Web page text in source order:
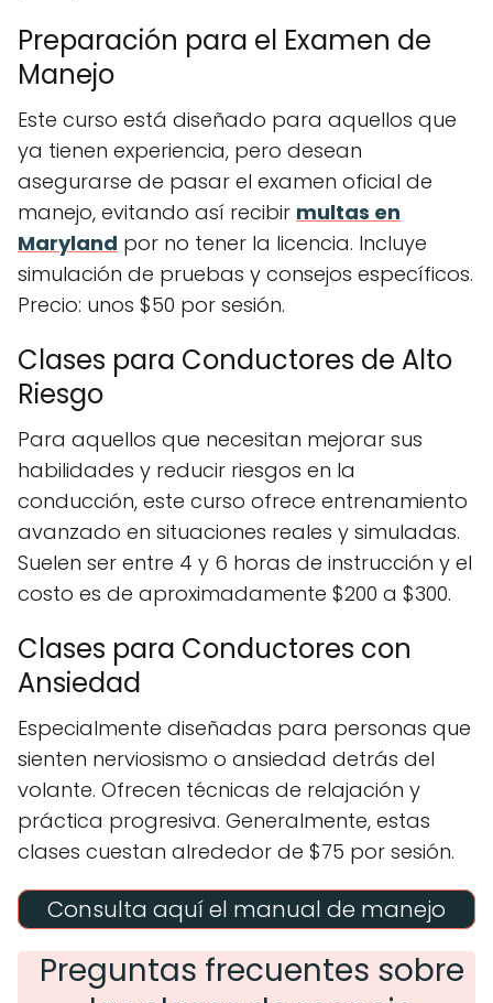
Preparación para el Examen de
Manejo
Este curso está diseñado para aquellos que
ya tienen experiencia, pero desean
asegurarse de pasar el examen oficial de
manejo, evitando así recibir multas en
Maryland por no tener la licencia. Incluye
simulación de pruebas y consejos específicos.
Precio: unos $50 por sesión.
Clases para Conductores de Alto
Riesgo
Para aquellos que necesitan mejorar sus
habilidades y reducir riesgos en la
conducción, este curso ofrece entrenamiento
avanzado en situaciones reales y simuladas.
Suelen ser entre 4 y 6 horas de instrucción y el
costo es de aproximadamente $200 a $300.
Clases para Conductores con
Ansiedad
Especialmente diseñadas para personas que
sienten nerviosismo o ansiedad detrás del
volante. Ofrecen técnicas de relajación y
práctica progresiva. Generalmente, estas
clases cuestan alrededor de $75 por sesión.
Consulta aquí el manual de manejo
Preguntas frecuentes sobre